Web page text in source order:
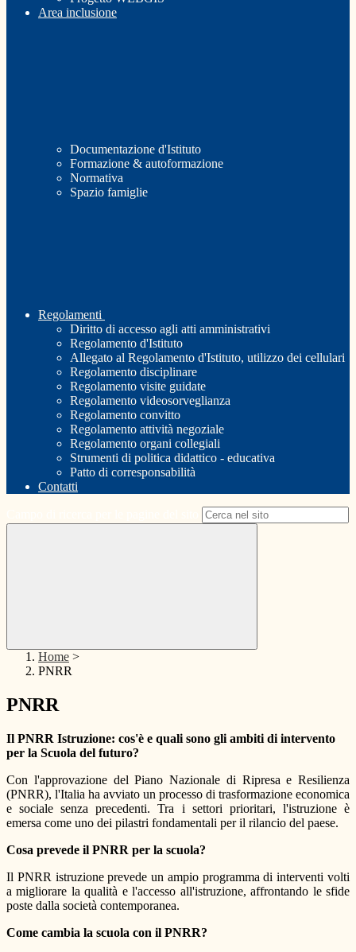
Area inclusione
Documentazione d'Istituto
Formazione & autoformazione
Normativa
Spazio famiglie
Regolamenti
Diritto di accesso agli atti amministrativi
Regolamento d'Istituto
Allegato al Regolamento d'Istituto, utilizzo dei cellulari
Regolamento disciplinare
Regolamento visite guidate
Regolamento videosorveglianza
Regolamento convitto
Regolamento attività negoziale
Regolamento organi collegiali
Strumenti di politica didattico - educativa
Patto di corresponsabilità
Contatti
Home >
PNRR
PNRR
Il PNRR Istruzione: cos'è e quali sono gli ambiti di intervento
per la Scuola del futuro?
Con l'approvazione del Piano Nazionale di Ripresa e Resilienza
(PNRR), l'Italia ha avviato un processo di trasformazione economica
e sociale senza precedenti. Tra i settori prioritari, l'istruzione è
emersa come uno dei pilastri fondamentali per il rilancio del paese.
Cosa prevede il PNRR per la scuola?
Il PNRR istruzione prevede un ampio programma di interventi volti
a migliorare la qualità e l'accesso all'istruzione, affrontando le sfide
poste dalla società contemporanea.
Come cambia la scuola con il PNRR?